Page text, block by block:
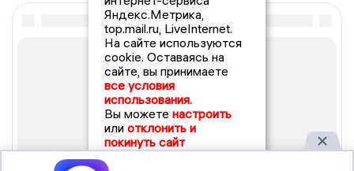
Яндекс.Метрика,
top.mail.ru, LiveInternet.
На сайте используются
cookie. Оставаясь на
сайте, вы принимаете
все условия
использования.
Вы можете настроить
или отклонить и
покинуть сайт